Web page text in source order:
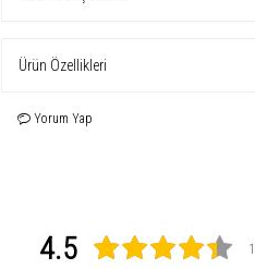
Ürün Özellikleri
Yorum Yap
4.5